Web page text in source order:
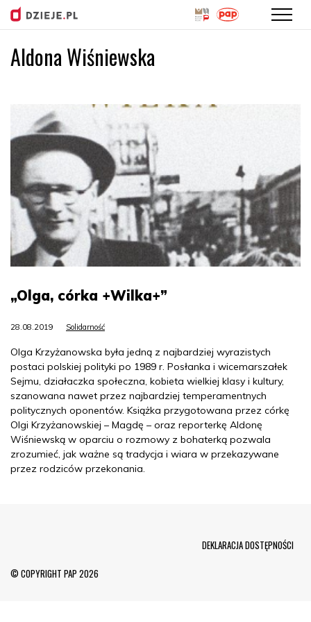
Aldona Wiśniewska
„Olga, córka +Wilka+”
28.08.2019 Solidarność
Olga Krzyżanowska była jedną z najbardziej wyrazistych
postaci polskiej polityki po 1989 r. Posłanka i wicemarszałek
Sejmu, działaczka społeczna, kobieta wielkiej klasy i kultury,
szanowana nawet przez najbardziej temperamentnych
politycznych oponentów. Książka przygotowana przez córkę
Olgi Krzyżanowskiej – Magdę – oraz reporterkę Aldonę
Wiśniewską w oparciu o rozmowy z bohaterką pozwala
zrozumieć, jak ważne są tradycja i wiara w przekazywane
przez rodziców przekonania.
© COPYRIGHT PAP 2026
DEKLARACJA DOSTĘPNOŚCI